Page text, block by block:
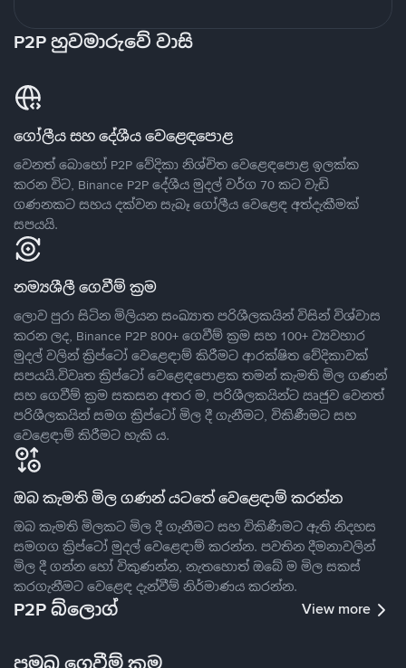
P2P හුවමාරුවේ වාසි
ගෝලීය සහ දේශීය වෙළෙඳපොළ
වෙනත් බොහෝ P2P වේදිකා නිශ්චිත වෙළෙඳපොළ ඉලක්ක
කරන විට, Binance P2P දේශීය මුදල් වර්ග 70 කට වැඩි
ගණනකට සහය දක්වන සැබෑ ගෝලීය වෙළෙඳ අත්දැකීමක්
සපයයි.
නම්‍යශීලී ගෙවීම් ක්‍රම
ලොව පුරා සිටින මිලියන සංඛ්‍යාත පරිශීලකයින් විසින් විශ්වාස
කරන ලද, Binance P2P 800+ ගෙවීම් ක්‍රම සහ 100+ ව්‍යවහාර
මුදල් වලින් ක්‍රිප්ටෝ වෙළෙඳාම් කිරීමට ආරක්ෂිත වේදිකාවක්
සපයයි.විවෘත ක්‍රිප්ටෝ වෙළෙඳපොළක තමන් කැමති මිල ගණන්
සහ ගෙවීම් ක්‍රම සකසන අතර ම, පරිශීලකයින්ට ඍජුව වෙනත්
පරිශීලකයින් සමග ක්‍රිප්ටෝ මිල දී ගැනීමට, විකිණීමට සහ
වෙළෙඳාම් කිරීමට හැකි ය.
ඔබ කැමති මිල ගණන් යටතේ වෙළෙඳාම් කරන්න
ඔබ කැමති මිලකට මිල දී ගැනීමට සහ විකිණීමට ඇති නිදහස
සමගග ක්‍රිප්ටෝ මුදල් වෙළෙඳාම් කරන්න. පවතින දීමනාවලින්
මිල දී ගන්න හෝ විකුණන්න, නැතහොත් ඔබේ ම මිල සකස්
කරගැනීමට වෙළෙඳ දැන්වීම් නිර්මාණය කරන්න.
P2P බ්ලොග් View more